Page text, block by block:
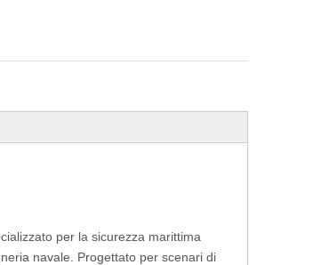
per la sicurezza marittima
navale. Progettato per scenari di